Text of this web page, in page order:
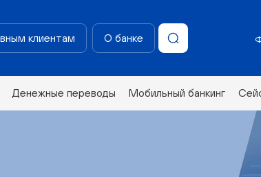
клиентам О банке
Денежные переводы Мобильный банкинг